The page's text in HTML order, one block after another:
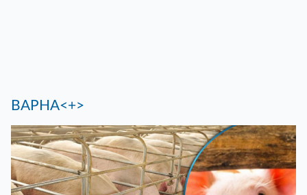
ВАРНА<+>